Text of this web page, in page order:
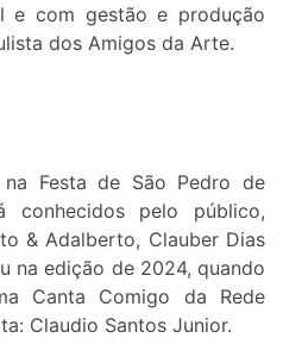
e com gestão e produção
dos Amigos da Arte.
na Festa de São Pedro de
conhecidos pelo público,
& Adalberto, Clauber Dias
na edição de 2024, quando
Canta Comigo da Rede
Claudio Santos Junior.